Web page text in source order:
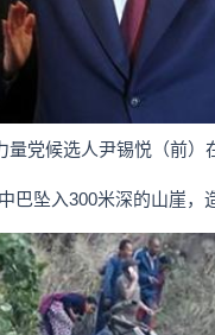
量党候选人尹锡悦（前
巴坠入300米深的山崖，